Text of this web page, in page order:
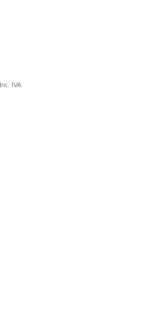
Inc. IVA